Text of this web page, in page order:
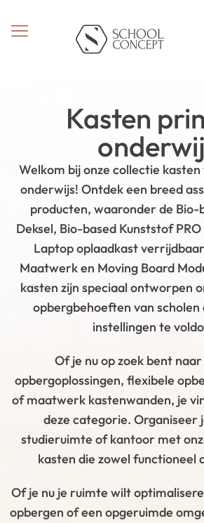
Kasten
Welkom bij onze collectie
onderwijs! Ontdek een breed
producten, waaronder de Bio-
Deksel, Bio-based Kunststof
Laptop oplaadkast
Maatwerk en Moving Board
kasten zijn speciaal ontworpen
opbergbehoeften van scholen
instellingen te
Of je nu op zoek bent
opbergoplossingen, flexibele
of maatwerk kastenwanden, je
deze categorie. Organiseer
studieruimte of kantoor met
kasten die zowel functioneel
Of je nu je ruimte wilt
opbergen of een opgeruimde